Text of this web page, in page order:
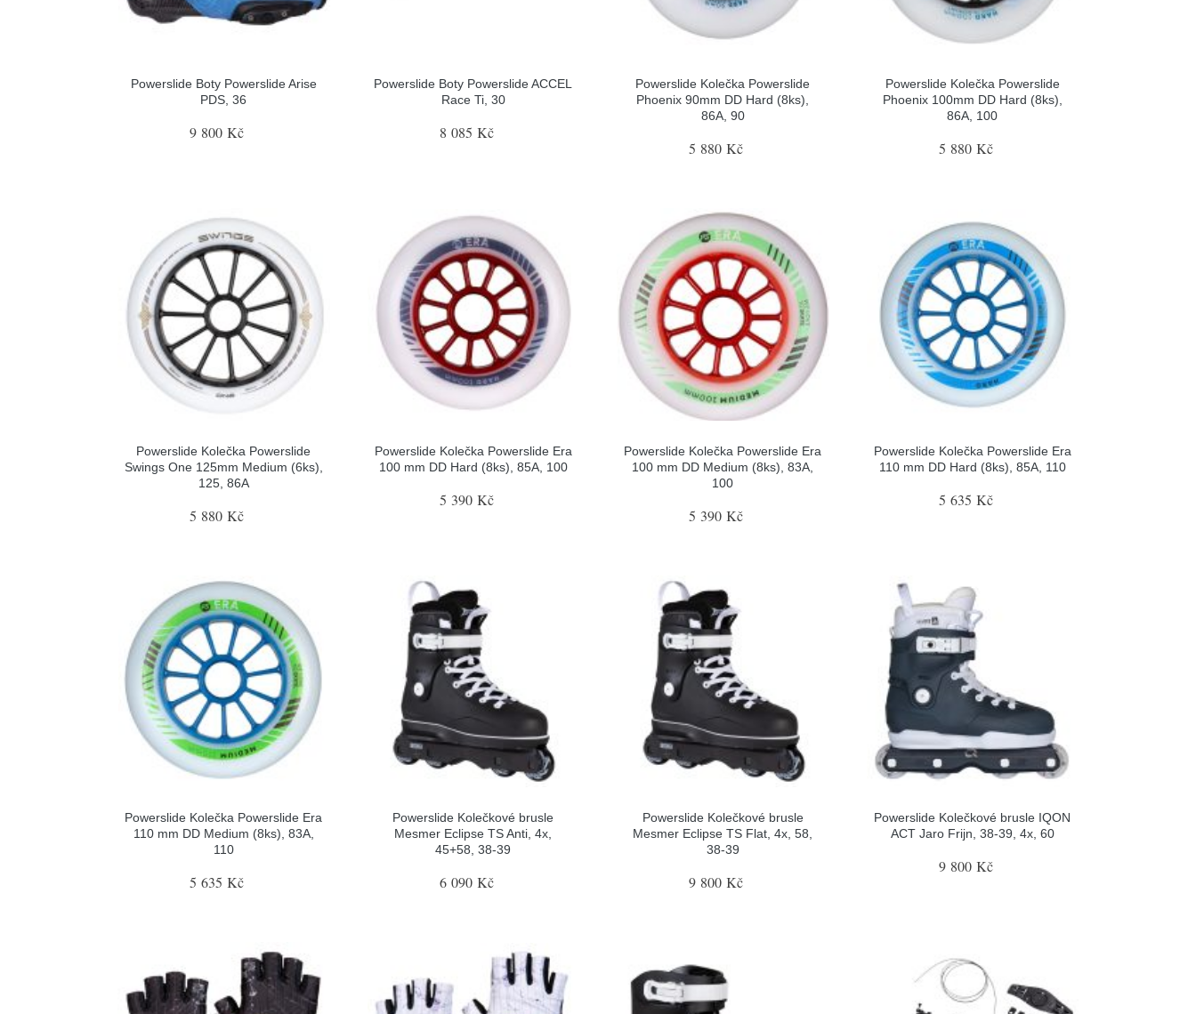
Powerslide Boty Powerslide Arise
PDS, 36
9 800 Kč
Powerslide Boty Powerslide ACCEL
Race Ti, 30
8 085 Kč
Powerslide Kolečka Powerslide
Phoenix 90mm DD Hard (8ks),
86A, 90
5 880 Kč
Powerslide Kolečka Powerslide
Phoenix 100mm DD Hard (8ks),
86A, 100
5 880 Kč
Powerslide Kolečka Powerslide
Swings One 125mm Medium (6ks),
125, 86A
5 880 Kč
Powerslide Kolečka Powerslide Era
100 mm DD Hard (8ks), 85A, 100
5 390 Kč
Powerslide Kolečka Powerslide Era
100 mm DD Medium (8ks), 83A,
100
5 390 Kč
Powerslide Kolečka Powerslide Era
110 mm DD Hard (8ks), 85A, 110
5 635 Kč
Powerslide Kolečka Powerslide Era
110 mm DD Medium (8ks), 83A,
110
5 635 Kč
Powerslide Kolečkové brusle
Mesmer Eclipse TS Anti, 4x,
45+58, 38-39
6 090 Kč
Powerslide Kolečkové brusle
Mesmer Eclipse TS Flat, 4x, 58,
38-39
9 800 Kč
Powerslide Kolečkové brusle IQON
ACT Jaro Frijn, 38-39, 4x, 60
9 800 Kč